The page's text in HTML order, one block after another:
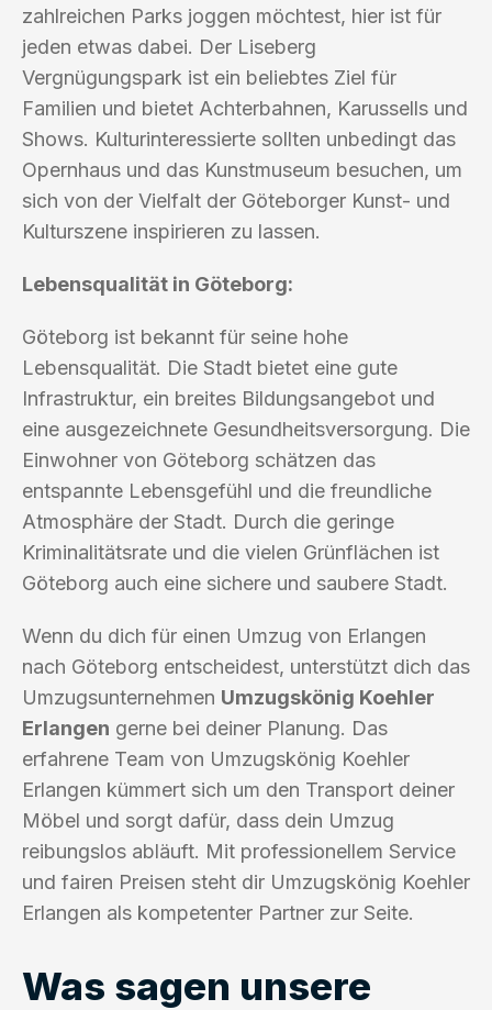
zahlreichen Parks joggen möchtest, hier ist für
jeden etwas dabei. Der Liseberg
Vergnügungspark ist ein beliebtes Ziel für
Familien und bietet Achterbahnen, Karussells und
Shows. Kulturinteressierte sollten unbedingt das
Opernhaus und das Kunstmuseum besuchen, um
sich von der Vielfalt der Göteborger Kunst- und
Kulturszene inspirieren zu lassen.
Lebensqualität in Göteborg:
Göteborg ist bekannt für seine hohe
Lebensqualität. Die Stadt bietet eine gute
Infrastruktur, ein breites Bildungsangebot und
eine ausgezeichnete Gesundheitsversorgung. Die
Einwohner von Göteborg schätzen das
entspannte Lebensgefühl und die freundliche
Atmosphäre der Stadt. Durch die geringe
Kriminalitätsrate und die vielen Grünflächen ist
Göteborg auch eine sichere und saubere Stadt.
Wenn du dich für einen Umzug von Erlangen
nach Göteborg entscheidest, unterstützt dich das
Umzugsunternehmen Umzugskönig Koehler
Erlangen gerne bei deiner Planung. Das
erfahrene Team von Umzugskönig Koehler
Erlangen kümmert sich um den Transport deiner
Möbel und sorgt dafür, dass dein Umzug
reibungslos abläuft. Mit professionellem Service
und fairen Preisen steht dir Umzugskönig Koehler
Erlangen als kompetenter Partner zur Seite.
Was sagen unsere